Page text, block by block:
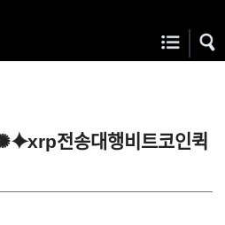
전송대행비트코인퀵